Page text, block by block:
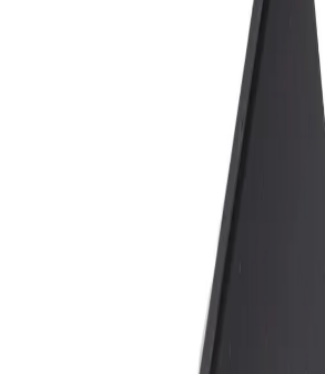
🎁 Купи 3 продукта с марката
най-евтиния БЕЗПЛАТНО! Важи
31.08.2026 г.